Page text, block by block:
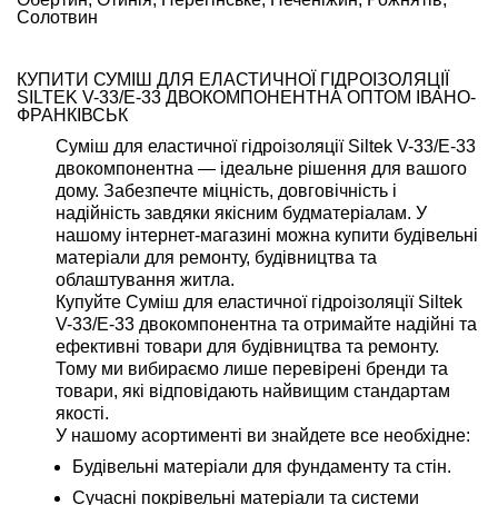
Солотвин
КУПИТИ СУМІШ ДЛЯ ЕЛАСТИЧНОЇ ГІДРОІЗОЛЯЦІЇ
SILTEK V-33/E-33 ДВОКОМПОНЕНТНА ОПТОМ ІВАНО-
ФРАНКІВСЬК
Суміш для еластичної гідроізоляції Siltek V-33/E-33
двокомпонентна — ідеальне рішення для вашого
дому. Забезпечте міцність, довговічність і
надійність завдяки якісним будматеріалам. У
нашому інтернет-магазині можна купити будівельні
матеріали для ремонту, будівництва та
облаштування житла.
Купуйте Суміш для еластичної гідроізоляції Siltek
V-33/E-33 двокомпонентна та отримайте надійні та
ефективні товари для будівництва та ремонту.
Тому ми вибираємо лише перевірені бренди та
товари, які відповідають найвищим стандартам
якості.
У нашому асортименті ви знайдете все необхідне:
Будівельні матеріали для фундаменту та стін.
Сучасні покрівельні матеріали та системи